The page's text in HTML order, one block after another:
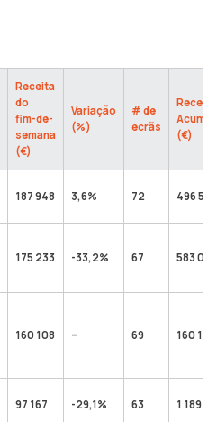
Receita
do
fim-de-
semana
(€)
Variação
(%)
# de
ecrãs
Receita
(€)
187 948 3,6% 72 496 593
175 233 -33,2% 67 583 027
160 108 – 69 160 108
97 167 -29,1% 63 1 189